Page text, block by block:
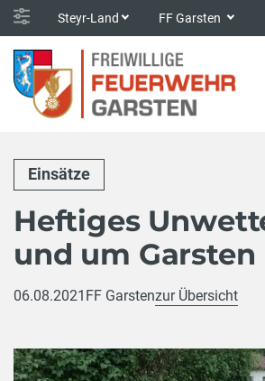
Steyr-Land FF Garsten
Einsätze
Heftiges
und um Garsten
06.08.2021 FF Garstenzur Übersicht